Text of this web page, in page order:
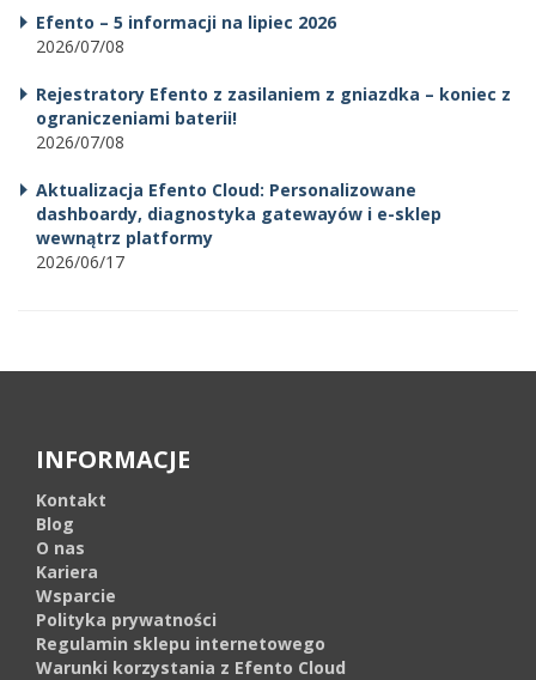
Efento – 5 informacji na lipiec 2026
2026/07/08
Rejestratory Efento z zasilaniem z gniazdka – koniec z
ograniczeniami baterii!
2026/07/08
Aktualizacja Efento Cloud: Personalizowane
dashboardy, diagnostyka gatewayów i e-sklep
wewnątrz platformy
2026/06/17
INFORMACJE
Kontakt
Blog
O nas
Kariera
Wsparcie
Polityka prywatności
Regulamin sklepu internetowego
Warunki korzystania z Efento Cloud